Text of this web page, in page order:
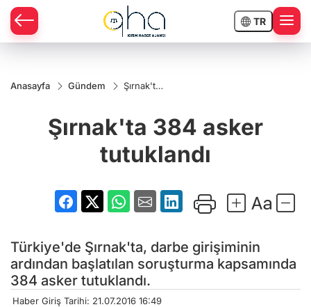
TR
Anasayfa Gündem
Şırnak'ta
tutuklandı
Şırnak'ta 384 asker
tutuklandı
Türkiye'de Şırnak'ta, darbe girişiminin
ardından başlatılan soruşturma kapsamında
384 asker tutuklandı.
Haber Giriş Tarihi: 21.07.2016 16:49